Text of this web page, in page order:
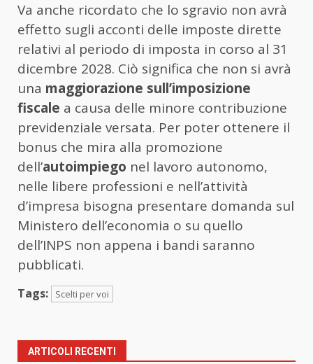
Va anche ricordato che lo sgravio non avrà
effetto sugli acconti delle imposte dirette
relativi al periodo di imposta in corso al 31
dicembre 2028. Ciò significa che non si avrà
una maggiorazione sull’imposizione
fiscale a causa delle minore contribuzione
previdenziale versata. Per poter ottenere il
bonus che mira alla promozione
dell’autoimpiego nel lavoro autonomo,
nelle libere professioni e nell’attività
d’impresa bisogna presentare domanda sul
Ministero dell’economia o su quello
dell’INPS non appena i bandi saranno
pubblicati.
Tags: Scelti per voi
ARTICOLI RECENTI